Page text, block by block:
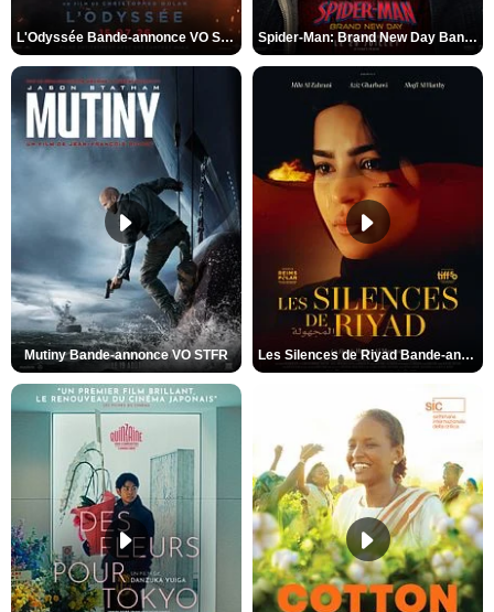
L'Odyssée Bande-annonce VO STFR Spider-Man: Brand New Day Bande-annonce VO STFR
Mutiny Bande-annonce VO STFR Les Silences de Riyad Bande-annonce VO STFR